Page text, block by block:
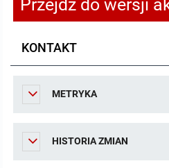
Przejdź do wersji
KONTAKT
METRYKA
HISTORIA ZMIAN